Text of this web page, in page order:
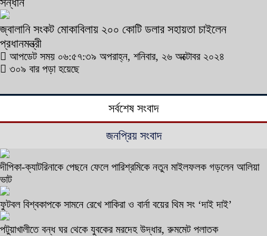
জ্বালানি সংকট মোকাবিলায় ২০০ কোটি ডলার সহায়তা চাইলেন
প্রধানমন্ত্রী
আপডেট সময় ০৬:৫৭:৩৯ অপরাহ্ন, শনিবার, ২৬ অক্টোবর ২০২৪
৩০৯ বার পড়া হয়েছে
সর্বশেষ সংবাদ
জনপ্রিয় সংবাদ
দীপিকা-ক্যাটরিনাকে পেছনে ফেলে পারিশ্রমিকে নতুন মাইলফলক গড়লেন আলিয়া
ভাট
ফুটবল বিশ্বকাপকে সামনে রেখে শাকিরা ও বার্না বয়ের থিম সং ‘দাই দাই’
পটুয়াখালীতে বন্ধ ঘর থেকে যুবকের মরদেহ উদ্ধার, রুমমেট পলাতক